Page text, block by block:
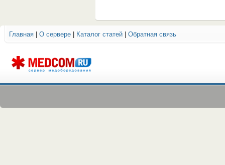
Главная О сервере Каталог статей Обратная связь